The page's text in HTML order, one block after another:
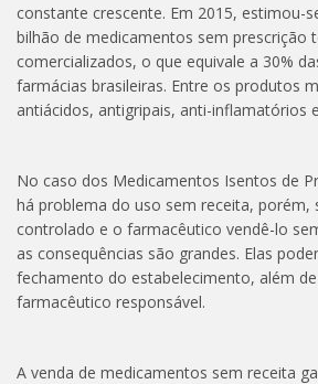
constante crescente. Em 2015, estimou-
bilhão de medicamentos sem prescrição
comercializados, o que equivale a 30%
farmácias brasileiras. Entre os produtos
antiácidos, antigripais, anti-inflamatórios
No caso dos Medicamentos Isentos de
há problema do uso sem receita,
controlado e o farmacêutico vendê-lo
as consequências são grandes. Elas
fechamento do estabelecimento, além
farmacêutico responsável.
A venda de medicamentos sem receita